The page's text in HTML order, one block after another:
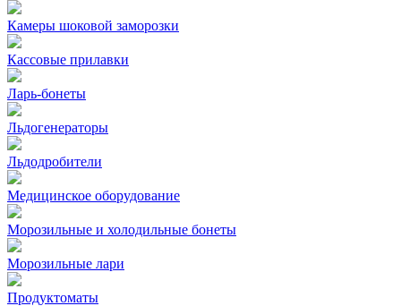
Камеры шоковой заморозки
Кассовые прилавки
Ларь-бонеты
Льдогенераторы
Льдодробители
Медицинское оборудование
Морозильные и холодильные бонеты
Морозильные лари
Продуктоматы